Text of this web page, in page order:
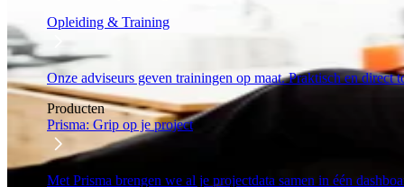
Opleiding & Training
Onze adviseurs geven trainingen op maat. Praktisch en direct
Producten
Prisma: Grip op je project
Met Prisma brengen we al je projectdata samen in één